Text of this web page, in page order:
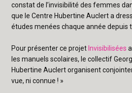
constat de l’invisibilité des femmes
que le Centre Hubertine Auclert a
études menées chaque année depuis
Pour présenter ce projet Invisibilisées
les manuels scolaires, le collectif
Hubertine Auclert organisent
vue, ni connue ! »